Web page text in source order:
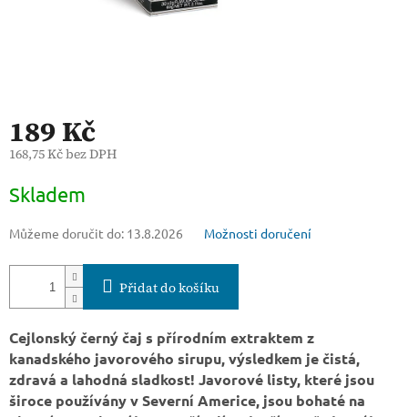
189 Kč
168,75 Kč bez DPH
cena:
Skladem
Můžeme doručit do: 13.8.2026 Možnosti doručení
Přidat do košíku
Cejlonský černý čaj s přírodním extraktem z
kanadského javorového sirupu, výsledkem je čistá,
zdravá a lahodná sladkost! Javorové listy, které jsou
široce používány v Severní Americe, jsou bohaté na